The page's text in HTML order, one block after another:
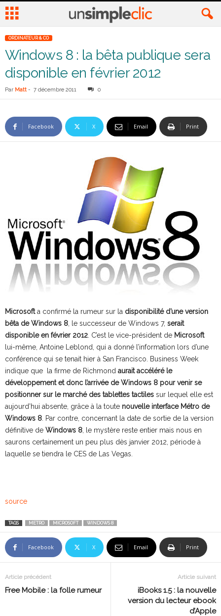
ORDINATEUR & CO
Windows 8 : la bêta publique sera
disponible en février 2012
Par Matt - 7 décembre 2011 0
Facebook X Email Print
Microsofta confirmé la rumeur sur la disponibilité d’une version
bêta de Windows 8 , le successeur de Windows 7, serait
disponible en février 2012 . C’est le vice-président de Microsoft
lui-même, Antoine Leblond, qui a donné l’information lors d’une
conférence qui se tenait hier à San Francisco. Business Week
indique que la firme de Richmond aurait accéléré le
développement et donc l’arrivée de Windows 8 pour venir se
positionner sur le marché des tablettes tactiles sur lequel elle est
aujourd’hui absente, grâce à la toute nouvelle interface Métro de
Windows 8 . Par contre, concernant la date de sortie de la version
définitive de Windows 8 , le mystère reste entier mais nous en
saurons certainement un peu plus dès janvier 2012, période à
laquelle se tiendra le CES de Las Vegas.
source
TAGS METRO MICROSOFT WINDOWS 8
Facebook X Email Print
Article précédent
Free Mobile : la folle rumeur
Article suivant
iBooks 1.5 : la nouvelle
version du lecteur ebook
d’Apple